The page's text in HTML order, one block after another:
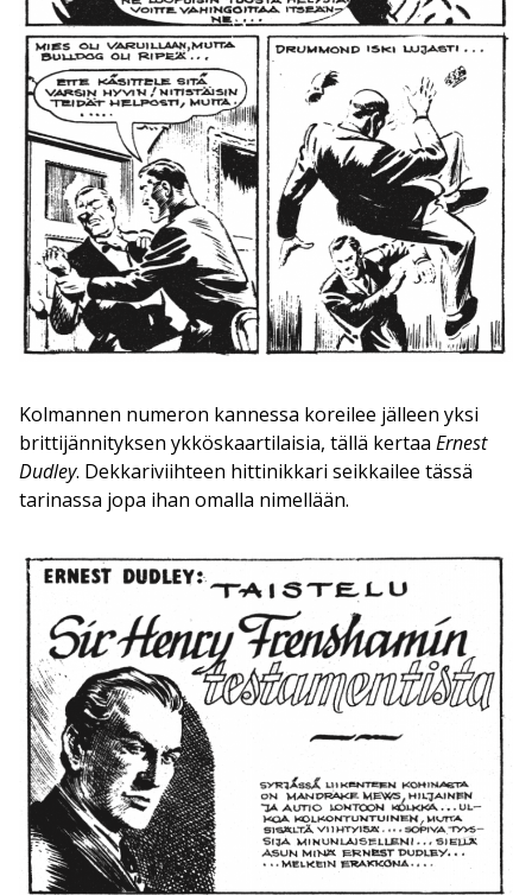
Kolmannen numeron kannessa koreilee jälleen yksi
brittijännityksen ykköskaartilaisia, tällä kertaa Ernest
Dudley. Dekkariviihteen hittinikkari seikkailee tässä
tarinassa jopa ihan omalla nimellään.